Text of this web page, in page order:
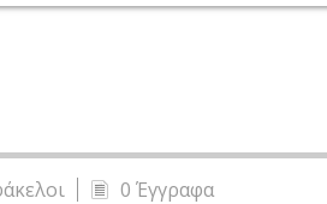
0 Έγγραφα